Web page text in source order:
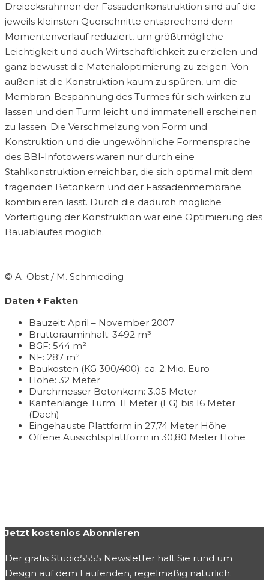
Dreiecksrahmen der Fassadenkonstruktion sind auf die
jeweils kleinsten Querschnitte entsprechend dem
Momentenverlauf reduziert, um größtmögliche
Leichtigkeit und auch Wirtschaftlichkeit zu erzielen und
ganz bewusst die Materialoptimierung zu zeigen. Von
außen ist die Konstruktion kaum zu spüren, um die
Membran-Bespannung des Turmes für sich wirken zu
lassen und den Turm leicht und immateriell erscheinen
zu lassen. Die Verschmelzung von Form und
Konstruktion und die ungewöhnliche Formensprache
des BBI-Infotowers waren nur durch eine
Stahlkonstruktion erreichbar, die sich optimal mit dem
tragenden Betonkern und der Fassadenmembrane
kombinieren lässt. Durch die dadurch mögliche
Vorfertigung der Konstruktion war eine Optimierung des
Bauablaufes möglich.
© A. Obst / M. Schmieding
Daten + Fakten
Bauzeit: April – November 2007
Bruttorauminhalt: 3492 m³
BGF: 544 m²
NF: 287 m²
Baukosten (KG 300/400): ca. 2 Mio. Euro
Höhe: 32 Meter
Durchmesser Betonkern: 3,05 Meter
Kantenlänge Turm: 11 Meter (EG) bis 16 Meter
(Dach)
Eingehauste Plattform in 27,74 Meter Höhe
Offene Aussichtsplattform in 30,80 Meter Höhe
Jetzt kostenlos Abonnieren
Der gratis Studio5555 Newsletter hält Sie rund um
Design auf dem Laufenden, regelmäßig natürlich.